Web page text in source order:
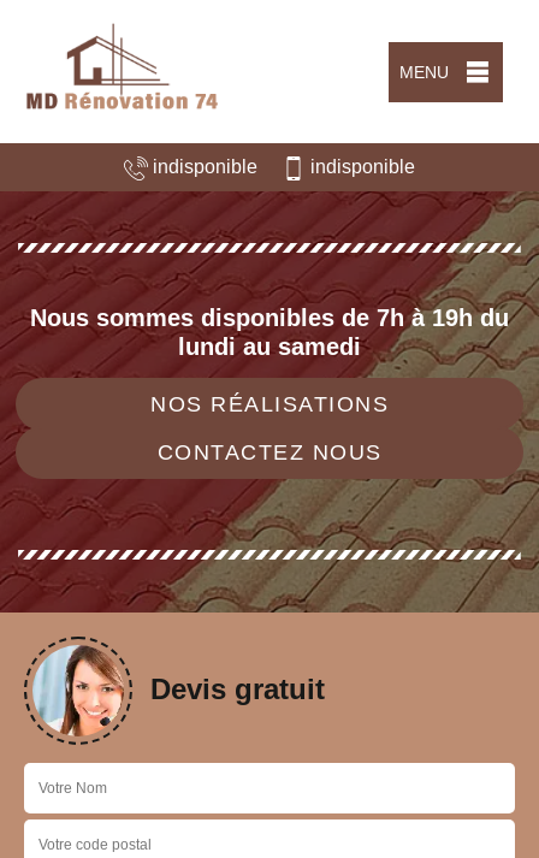
MENU
indisponible indisponible
Nous sommes disponibles de 7h à 19h du
lundi au samedi
NOS RÉALISATIONS
CONTACTEZ NOUS
Devis gratuit